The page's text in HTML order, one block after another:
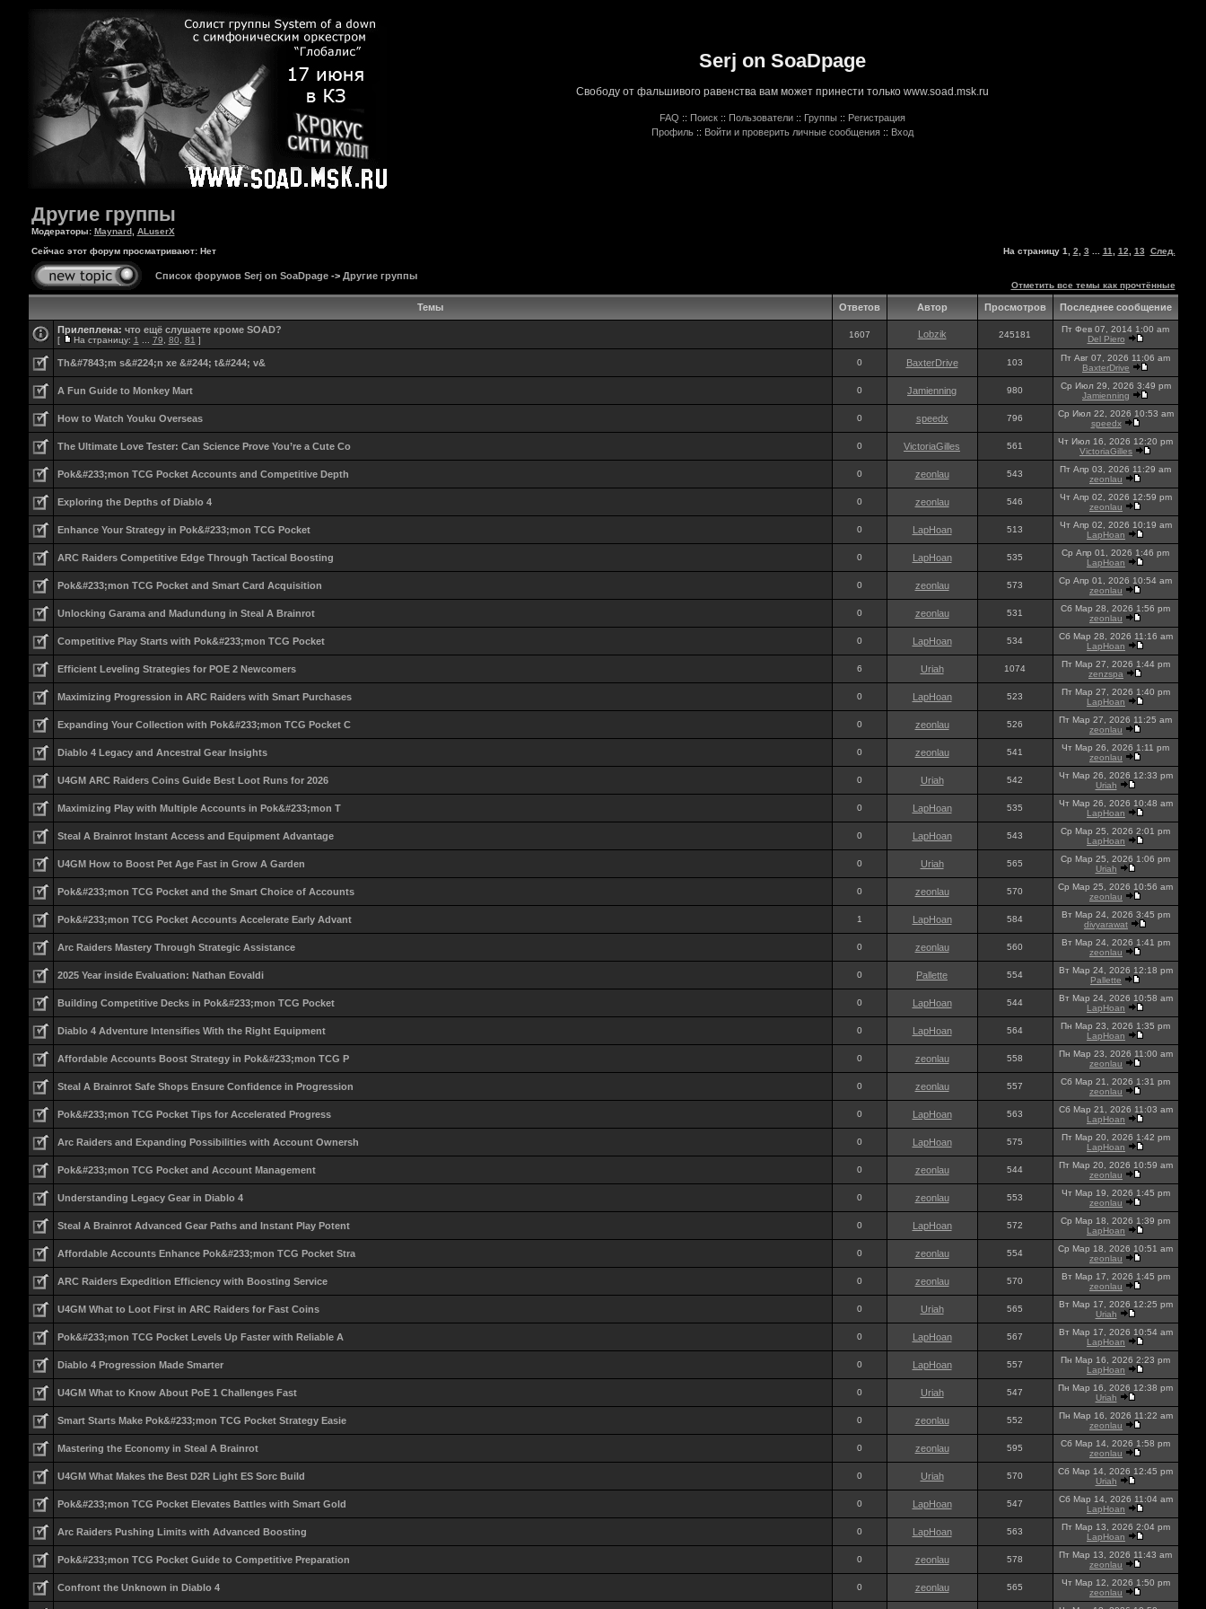
Serj on SoaDpage
Свободу от фальшивого равенства вам может принести только www.soad.msk.ru
FAQ :: Поиск :: Пользователи :: Группы :: Регистрация
Профиль :: Войти и проверить личные сообщения :: Вход
Другие группы
Модераторы: Maynard, ALuserX
Сейчас этот форум просматривают: Нет
На страницу 1 2 3 11 12 13 След.
Список форумов Serj on SoaDpage-> Другие группы
Отметить все темы как прочтённые
Темы Ответов Автор Просмотров Последнее сообщение
Прилеплена: что ещё слушаете кроме SOAD?
[ На страницу: 1 79 80 81 ]
1607 Lobzik 245181
Пт Фев 07, 2014 1:00 am
Del Piero
Th&#7843;m s&#224;n xe &#244; t&#244; v& 0 BaxterDrive 103
Пт Авг 07, 2026 11:06 am
BaxterDrive
A Fun Guide to Monkey Mart 0 Jamienning 980
Ср Июл 29, 2026 3:49 pm
Jamienning
How to Watch Youku Overseas 0 speedx 796
Ср Июл 22, 2026 10:53 am
speedx
The Ultimate Love Tester: Can Science Prove You’re a Cute Co 0 VictoriaGilles 561
Чт Июл 16, 2026 12:20 pm
VictoriaGilles
Pok&#233;mon TCG Pocket Accounts and Competitive Depth 0 zeonlau 543
Пт Апр 03, 2026 11:29 am
zeonlau
Exploring the Depths of Diablo 4 0 zeonlau 546
Чт Апр 02, 2026 12:59 pm
zeonlau
Enhance Your Strategy in Pok&#233;mon TCG Pocket 0 LapHoan 513
Чт Апр 02, 2026 10:19 am
LapHoan
ARC Raiders Competitive Edge Through Tactical Boosting 0 LapHoan 535
Ср Апр 01, 2026 1:46 pm
LapHoan
Pok&#233;mon TCG Pocket and Smart Card Acquisition 0 zeonlau 573
Ср Апр 01, 2026 10:54 am
zeonlau
Unlocking Garama and Madundung in Steal A Brainrot 0 zeonlau 531
Сб Мар 28, 2026 1:56 pm
zeonlau
Competitive Play Starts with Pok&#233;mon TCG Pocket 0 LapHoan 534
Сб Мар 28, 2026 11:16 am
LapHoan
Efficient Leveling Strategies for POE 2 Newcomers 6 Uriah 1074
Пт Мар 27, 2026 1:44 pm
zenzspa
Maximizing Progression in ARC Raiders with Smart Purchases 0 LapHoan 523
Пт Мар 27, 2026 1:40 pm
LapHoan
Expanding Your Collection with Pok&#233;mon TCG Pocket C 0 zeonlau 526
Пт Мар 27, 2026 11:25 am
zeonlau
Diablo 4 Legacy and Ancestral Gear Insights 0 zeonlau 541
Чт Мар 26, 2026 1:11 pm
zeonlau
U4GM ARC Raiders Coins Guide Best Loot Runs for 2026 0 Uriah 542
Чт Мар 26, 2026 12:33 pm
Uriah
Maximizing Play with Multiple Accounts in Pok&#233;mon T 0 LapHoan 535
Чт Мар 26, 2026 10:48 am
LapHoan
Steal A Brainrot Instant Access and Equipment Advantage 0 LapHoan 543
Ср Мар 25, 2026 2:01 pm
LapHoan
U4GM How to Boost Pet Age Fast in Grow A Garden 0 Uriah 565
Ср Мар 25, 2026 1:06 pm
Uriah
Pok&#233;mon TCG Pocket and the Smart Choice of Accounts 0 zeonlau 570
Ср Мар 25, 2026 10:56 am
zeonlau
Pok&#233;mon TCG Pocket Accounts Accelerate Early Advant 1 LapHoan 584
Вт Мар 24, 2026 3:45 pm
divyarawat
Arc Raiders Mastery Through Strategic Assistance 0 zeonlau 560
Вт Мар 24, 2026 1:41 pm
zeonlau
2025 Year inside Evaluation: Nathan Eovaldi 0 Pallette 554
Вт Мар 24, 2026 12:18 pm
Pallette
Building Competitive Decks in Pok&#233;mon TCG Pocket 0 LapHoan 544
Вт Мар 24, 2026 10:58 am
LapHoan
Diablo 4 Adventure Intensifies With the Right Equipment 0 LapHoan 564
Пн Мар 23, 2026 1:35 pm
LapHoan
Affordable Accounts Boost Strategy in Pok&#233;mon TCG P 0 zeonlau 558
Пн Мар 23, 2026 11:00 am
zeonlau
Steal A Brainrot Safe Shops Ensure Confidence in Progression 0 zeonlau 557
Сб Мар 21, 2026 1:31 pm
zeonlau
Pok&#233;mon TCG Pocket Tips for Accelerated Progress 0 LapHoan 563
Сб Мар 21, 2026 11:03 am
LapHoan
Arc Raiders and Expanding Possibilities with Account Ownersh 0 LapHoan 575
Пт Мар 20, 2026 1:42 pm
LapHoan
Pok&#233;mon TCG Pocket and Account Management 0 zeonlau 544
Пт Мар 20, 2026 10:59 am
zeonlau
Understanding Legacy Gear in Diablo 4 0 zeonlau 553
Чт Мар 19, 2026 1:45 pm
zeonlau
Steal A Brainrot Advanced Gear Paths and Instant Play Potent 0 LapHoan 572
Ср Мар 18, 2026 1:39 pm
LapHoan
Affordable Accounts Enhance Pok&#233;mon TCG Pocket Stra 0 zeonlau 554
Ср Мар 18, 2026 10:51 am
zeonlau
ARC Raiders Expedition Efficiency with Boosting Service 0 zeonlau 570
Вт Мар 17, 2026 1:45 pm
zeonlau
U4GM What to Loot First in ARC Raiders for Fast Coins 0 Uriah 565
Вт Мар 17, 2026 12:25 pm
Uriah
Pok&#233;mon TCG Pocket Levels Up Faster with Reliable A 0 LapHoan 567
Вт Мар 17, 2026 10:54 am
LapHoan
Diablo 4 Progression Made Smarter 0 LapHoan 557
Пн Мар 16, 2026 2:23 pm
LapHoan
U4GM What to Know About PoE 1 Challenges Fast 0 Uriah 547
Пн Мар 16, 2026 12:38 pm
Uriah
Smart Starts Make Pok&#233;mon TCG Pocket Strategy Easie 0 zeonlau 552
Пн Мар 16, 2026 11:22 am
zeonlau
Mastering the Economy in Steal A Brainrot 0 zeonlau 595
Сб Мар 14, 2026 1:58 pm
zeonlau
U4GM What Makes the Best D2R Light ES Sorc Build 0 Uriah 570
Сб Мар 14, 2026 12:45 pm
Uriah
Pok&#233;mon TCG Pocket Elevates Battles with Smart Gold 0 LapHoan 547
Сб Мар 14, 2026 11:04 am
LapHoan
Arc Raiders Pushing Limits with Advanced Boosting 0 LapHoan 563
Пт Мар 13, 2026 2:04 pm
LapHoan
Pok&#233;mon TCG Pocket Guide to Competitive Preparation 0 zeonlau 578
Пт Мар 13, 2026 11:43 am
zeonlau
Confront the Unknown in Diablo 4 0 zeonlau 565
Чт Мар 12, 2026 1:50 pm
zeonlau